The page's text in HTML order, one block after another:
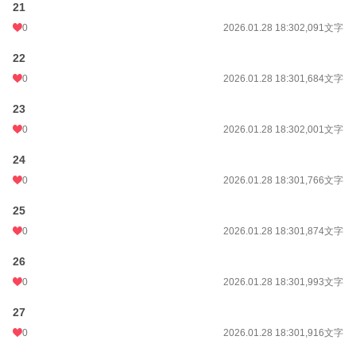
21
0 2026.01.28 18:302,091文字
22
0 2026.01.28 18:301,684文字
23
0 2026.01.28 18:302,001文字
24
0 2026.01.28 18:301,766文字
25
0 2026.01.28 18:301,874文字
26
0 2026.01.28 18:301,993文字
27
0 2026.01.28 18:301,916文字